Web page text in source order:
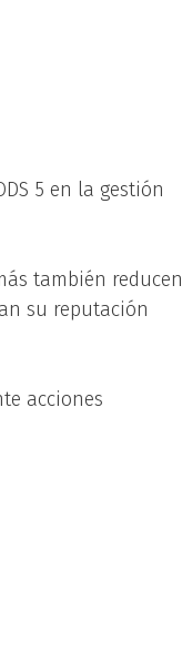
5 en la gestión
también reducen
su reputación
acciones